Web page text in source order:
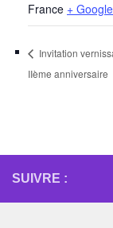
France +
Invitation
IIème anniversaire
SUIVRE :